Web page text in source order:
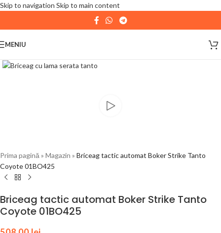
Skip to navigation Skip to main content
|In perioada
incepand cu19 August
MENIU
Prima pagină » Magazin » Briceag tactic automat Boker Strike Tanto
Coyote 01BO425
Briceag tactic automat Boker Strike Tanto
Coyote 01BO425